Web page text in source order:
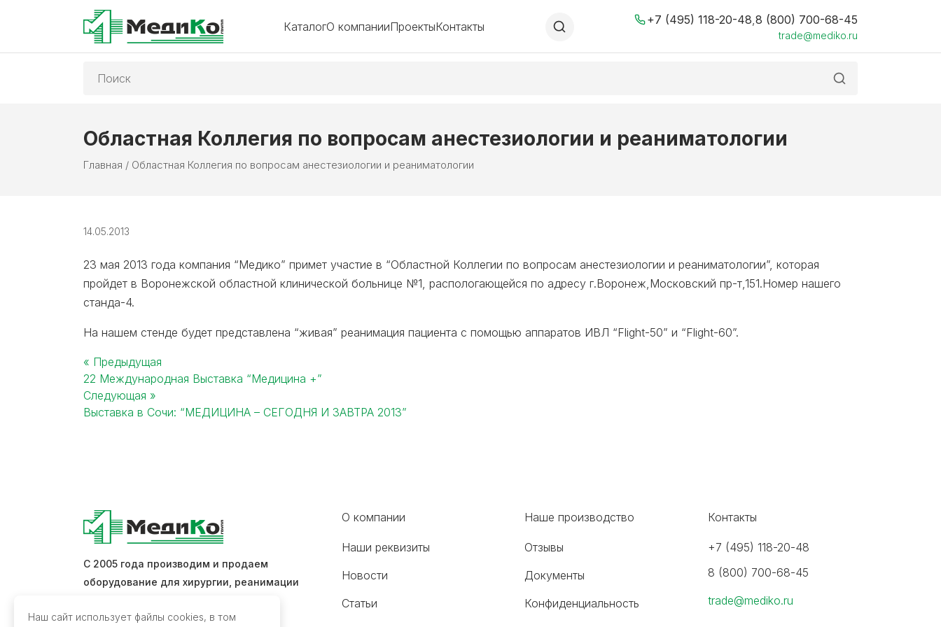
КаталогО компанииПроектыКонтакты
+7 (495) 118-20-48 8 (800) 700-68-45
trade@mediko.ru
Областная Коллегия по вопросам анестезиологии и реаниматологии
Главная / Областная Коллегия по вопросам анестезиологии и реаниматологии
14.05.2013
23 мая 2013 года компания “Медико” примет участие в “Областной Коллегии по вопросам анестезиологии и реаниматологии”, которая
пройдет в Воронежской областной клинической больнице №1, распологающейся по адресу г.Воронеж,Московский пр-т,151.Номер нашего
станда-4.
На нашем стенде будет представлена “живая” реанимация пациента с помощью аппаратов ИВЛ “Flight-50” и “Flight-60”.
Post
navigation
« Предыдущая
22 Международная Выставка “Медицина +”
Следующая »
Выставка в Сочи: “МЕДИЦИНА – СЕГОДНЯ И ЗАВТРА 2013”
С 2005 года производим и продаем
оборудование для хирургии, реанимации
О компании
Наши реквизиты
Новости
Статьи
Наше производство
Отзывы
Документы
Конфиденциальность
Контакты
+7 (495) 118-20-48
8 (800) 700-68-45
trade@mediko.ru
Наш сайт использует файлы cookies, в том